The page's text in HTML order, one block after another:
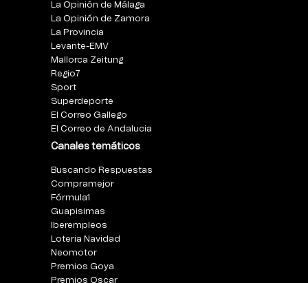
La Opinión de Málaga
La Opinión de Zamora
La Provincia
Levante-EMV
Mallorca Zeitung
Regio7
Sport
Superdeporte
El Correo Gallego
El Correo de Andalucia
Canales temáticos
Buscando Respuestas
Compramejor
Fórmula1
Guapisimas
Iberempleos
Loteria Navidad
Neomotor
Premios Goya
Premios Oscar